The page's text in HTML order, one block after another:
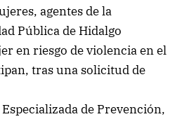
agentes de la
Pública de Hidalgo
en riesgo de violencia en el
tras una solicitud de
de Prevención,